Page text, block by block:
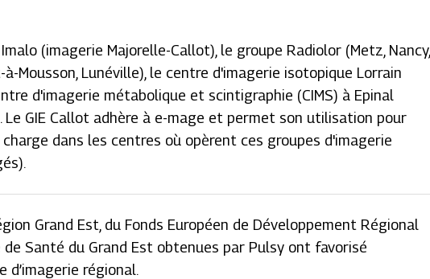
(imagerie Majorelle-Callot), le groupe Radiolor (Metz, Nancy,
à-Mousson, Lunéville), le centre d'imagerie isotopique Lorrain
d'imagerie métabolique et scintigraphie (CIMS) à Epinal
GIE Callot adhère à e-mage et permet son utilisation pour
dans les centres où opèrent ces groupes d'imagerie
Grand Est, du Fonds Européen de Développement Régional
Santé du Grand Est obtenues par Pulsy ont favorisé
d’imagerie régional.